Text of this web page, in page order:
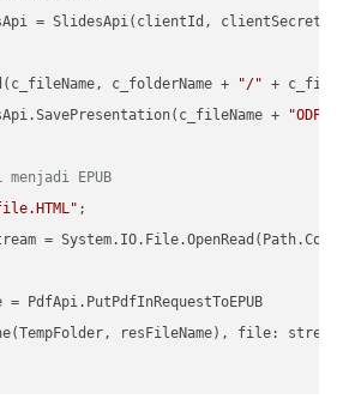
= SlidesApi(clientId, clientSecret);
c_folderName + "/" +
+
"ODP"
menjadi EPUB
=
= PdfApi.PutPdfInRequestToEPUB
resFileName), file: stream);